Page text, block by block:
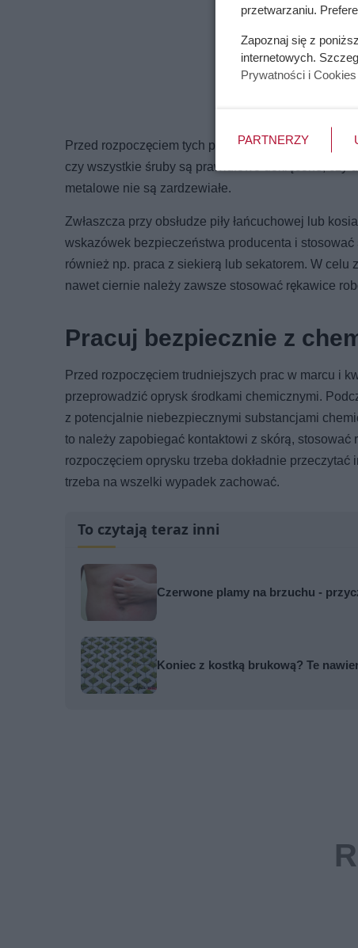
Przed rozpoczęciem tych prac trzeba dokładnie
czy wszystkie śruby są prawidłowo dokręcone,
metalowe nie są zardzewiałe.
Zwłaszcza przy obsłudze piły łańcuchowej lub
wskazówek bezpieczeństwa producenta i
również np. praca z siekierą lub sekatorem. W
nawet ciernie należy zawsze stosować rękawice
Pracuj bezpiecznie z
Przed rozpoczęciem trudniejszych prac w marcu i
przeprowadzić oprysk środkami chemicznymi.
z potencjalnie niebezpiecznymi substancjami
to należy zapobiegać kontaktowi z skórą, stosować
rozpoczęciem oprysku trzeba dokładnie
trzeba na wszelki wypadek zachować.
To czytają teraz inni
Czerwone plamy na brzuchu -
Koniec z kostką brukową? Te
przetwarzaniu.
Zapoznaj się z
internetowych.
Prywatności i Cookies
PARTNERZY